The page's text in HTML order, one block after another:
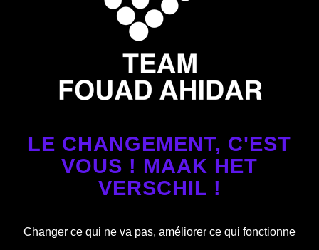
LE CHANGEMENT, C'EST
VOUS ! MAAK HET
VERSCHIL !
Changer ce qui ne va pas, améliorer ce qui fonctionne